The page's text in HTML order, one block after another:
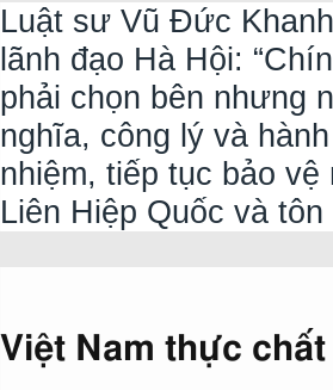
Luật sư Vũ Đức
lãnh đạo Hà Hội:
phải chọn bên nhưng
nghĩa, công lý và
nhiệm, tiếp tục bảo
Liên Hiệp Quốc và
Việt Nam thực